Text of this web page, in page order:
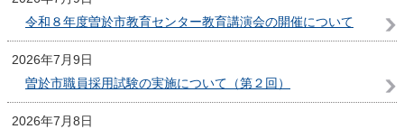
令和８年度曽於市教育センター教育講演会の開催について
2026年7月9日
曽於市職員採用試験の実施について（第２回）
2026年7月8日